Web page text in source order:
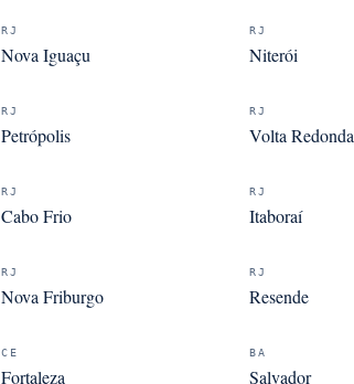
RJ
Nova Iguaçu
RJ
Niterói
RJ
Petrópolis
RJ
Volta Redonda
RJ
Cabo Frio
RJ
Itaboraí
RJ
Nova Friburgo
RJ
Resende
CE
Fortaleza
BA
Salvador